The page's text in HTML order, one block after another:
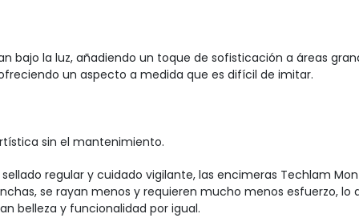
bajo la luz, añadiendo un toque de sofisticación a áreas
un aspecto a medida que es difícil de imitar.
sin el mantenimiento.
regular y cuidado vigilante, las encimeras Techlam
se rayan menos y requieren mucho menos esfuerzo,
belleza y funcionalidad por igual.